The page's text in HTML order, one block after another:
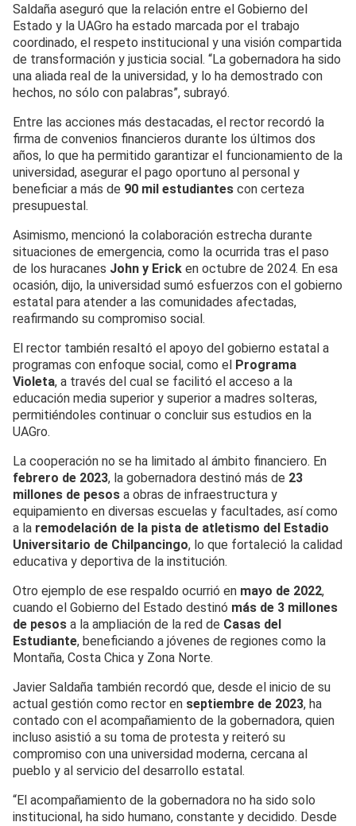
Saldaña aseguró que la relación entre el Gobierno del
Estado y la UAGro ha estado marcada por el trabajo
coordinado, el respeto institucional y una visión compartida
de transformación y justicia social. “La gobernadora ha sido
una aliada real de la universidad, y lo ha demostrado con
hechos, no sólo con palabras”, subrayó.
Entre las acciones más destacadas, el rector recordó la
firma de convenios financieros durante los últimos dos
años, lo que ha permitido garantizar el funcionamiento de la
universidad, asegurar el pago oportuno al personal y
beneficiar a más de 90 mil estudiantes con certeza
presupuestal.
Asimismo, mencionó la colaboración estrecha durante
situaciones de emergencia, como la ocurrida tras el paso
de los huracanes John y Erick en octubre de 2024. En esa
ocasión, dijo, la universidad sumó esfuerzos con el gobierno
estatal para atender a las comunidades afectadas,
reafirmando su compromiso social.
El rector también resaltó el apoyo del gobierno estatal a
programas con enfoque social, como el Programa
Violeta, a través del cual se facilitó el acceso a la
educación media superior y superior a madres solteras,
permitiéndoles continuar o concluir sus estudios en la
UAGro.
La cooperación no se ha limitado al ámbito financiero. En
febrero de 2023, la gobernadora destinó más de 23
millones de pesos a obras de infraestructura y
equipamiento en diversas escuelas y facultades, así como
a la remodelación de la pista de atletismo del Estadio
Universitario de Chilpancingo, lo que fortaleció la calidad
educativa y deportiva de la institución.
Otro ejemplo de ese respaldo ocurrió en mayo de 2022,
cuando el Gobierno del Estado destinó más de 3 millones
de pesos a la ampliación de la red de Casas del
Estudiante, beneficiando a jóvenes de regiones como la
Montaña, Costa Chica y Zona Norte.
Javier Saldaña también recordó que, desde el inicio de su
actual gestión como rector en septiembre de 2023, ha
contado con el acompañamiento de la gobernadora, quien
incluso asistió a su toma de protesta y reiteró su
compromiso con una universidad moderna, cercana al
pueblo y al servicio del desarrollo estatal.
“El acompañamiento de la gobernadora no ha sido solo
institucional, ha sido humano, constante y decidido. Desde